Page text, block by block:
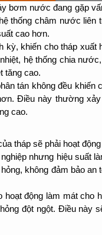
bơm nước đang gặp
thống châm nước
cao hơn.
kỳ, khiến cho tháp xuất
hệ thống chia
tăng cao.
tán không đều
Điều này thường
cao.
tháp sẽ phải hoạt
nhưng hiệu suất
không đảm bảo
động làm mát cho
đột ngột. Điều này